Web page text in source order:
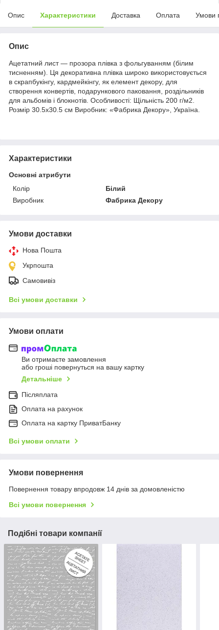
Опис Характеристики Доставка Оплата Умови
Опис
Ацетатний лист — прозора плівка з фольгуванням (білим
тисненням). Ця декоративна плівка широко використовується
в скрапбукінгу, кардмейкінгу, як елемент декору, для
створення конвертів, подарункового паковання, роздільників
для альбомів і блокнотів. Особливості: Щільність 200 г/м2.
Розмір 30.5х30.5 см Виробник: «Фабрика Декору», Україна.
Характеристики
Основні атрибути
Колір
Білий
Виробник
Фабрика Декору
Умови доставки
Нова Пошта
Укрпошта
Самовивіз
Всі умови доставки
Умови оплати
Ви отримаєте замовлення
або гроші повернуться на вашу картку
Детальніше
Післяплата
Оплата на рахунок
Оплата на картку ПриватБанку
Всі умови оплати
Умови повернення
Повернення товару впродовж 14 днів за домовленістю
Всі умови повернення
Подібні товари компанії